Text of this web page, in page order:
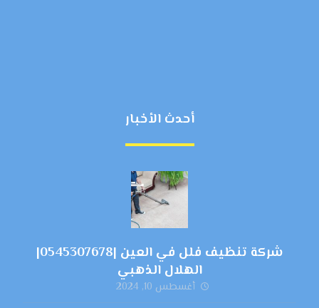
أحدث الأخبار
شركة تنظيف فلل في العين |0545307678|
الهلال الذهبي
أغسطس 10, 2024